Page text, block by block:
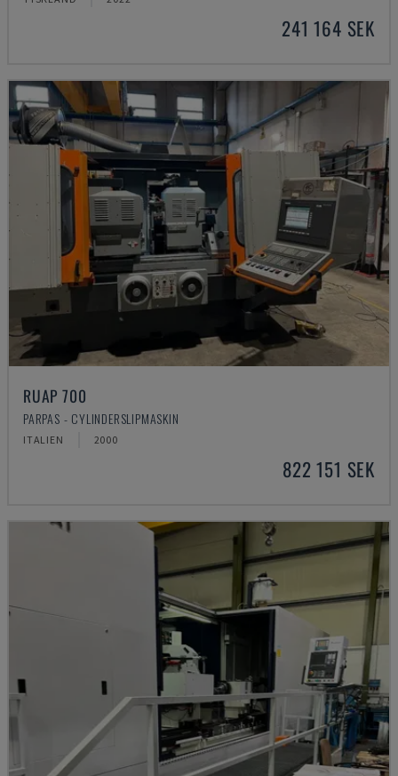
241 164 SEK
RUAP 700
PARPAS - CYLINDERSLIPMASKIN
ITALIEN 2000
822 151 SEK